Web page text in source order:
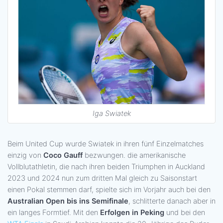
Iga Swiatek
Beim United Cup wurde Swiatek in ihren fünf Einzelmatches
einzig von Coco Gauffbezwungen. die amerikanische
Vollblutathletin, die nach ihren beiden Triumphen in Auckland
2023 und 2024 nun zum dritten Mal gleich zu Saisonstart
einen Pokal stemmen darf, spielte sich im Vorjahr auch bei den
Australian Open bis ins Semifinale, schlitterte danach aber in
ein langes Formtief. Mit den Erfolgen in Peking und bei den